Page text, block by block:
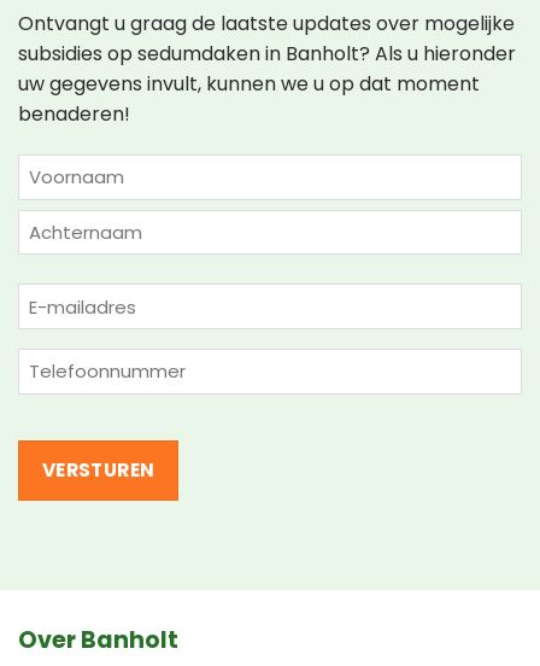
Ontvangt u graag de laatste updates over mogelijke
subsidies op sedumdaken in Banholt? Als u hieronder
uw gegevens invult, kunnen we u op dat moment
benaderen!
NAAM
(VEREIST)
Voornaam
E-
mailadres
(Vereist)
Telefoon
(Vereist)
Over Banholt